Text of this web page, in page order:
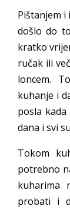
Pištanjem i
došlo do
kratko
ručak ili
loncem.
kuhanje i
posla
dana i svi
Tokom
potrebno
kuharima
probati i